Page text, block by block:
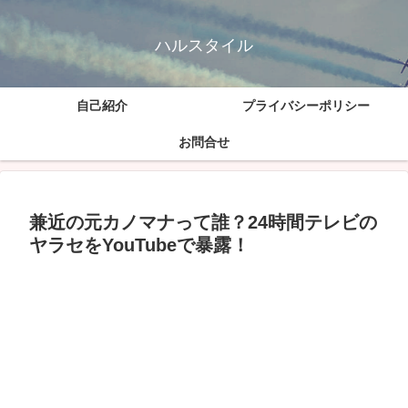
ハルスタイル
自己紹介 プライバシーポリシー
お問合せ
兼近の元カノマナって誰？24時間テレビの
ヤラセをYouTubeで暴露！